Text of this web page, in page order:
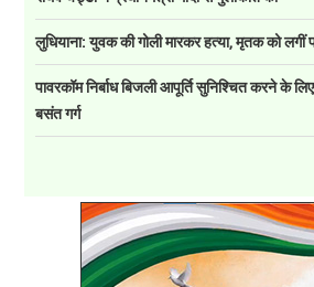
लुधियाना: युवक की गोली मारकर हत्या, मृतक को लगीं
पावरकॉम निर्बाध बिजली आपूर्ति सुनिश्चित करने के
बसंत गर्ग